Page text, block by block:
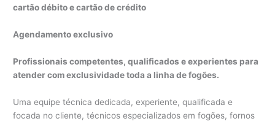
cartão débito e cartão de crédito
Agendamento exclusivo
Profissionais competentes, qualificados e experientes para
atender com exclusividade toda a linha de fogões.
Uma equipe técnica dedicada, experiente, qualificada e
focada no cliente, técnicos especializados em fogões, fornos